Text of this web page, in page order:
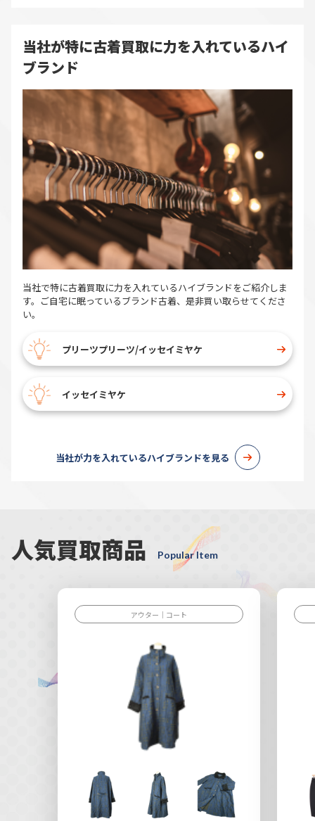
当社が特に古着買取に力を入れているハイ
ブランド
当社で特に古着買取に力を入れているハイブランドをご紹介しま
す。ご自宅に眠っているブランド古着、是非買い取らせてくださ
い。
プリーツプリーツ/イッセイミヤケ
イッセイミヤケ
当社が力を入れているハイブランドを見る
人気買取商品 Popular Item
アウター｜コート